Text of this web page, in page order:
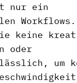
nur ein
keine
oder
um